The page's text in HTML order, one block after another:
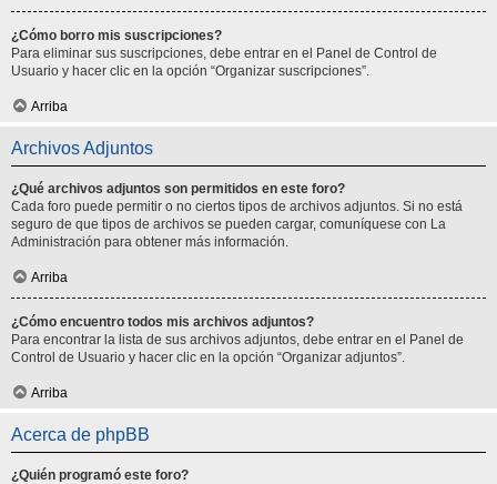
¿Cómo borro mis suscripciones?
Para eliminar sus suscripciones, debe entrar en el Panel de Control de
Usuario y hacer clic en la opción “Organizar suscripciones”.
Arriba
Archivos Adjuntos
¿Qué archivos adjuntos son permitidos en este foro?
Cada foro puede permitir o no ciertos tipos de archivos adjuntos. Si no está
seguro de que tipos de archivos se pueden cargar, comuníquese con La
Administración para obtener más información.
Arriba
¿Cómo encuentro todos mis archivos adjuntos?
Para encontrar la lista de sus archivos adjuntos, debe entrar en el Panel de
Control de Usuario y hacer clic en la opción “Organizar adjuntos”.
Arriba
Acerca de phpBB
¿Quién programó este foro?